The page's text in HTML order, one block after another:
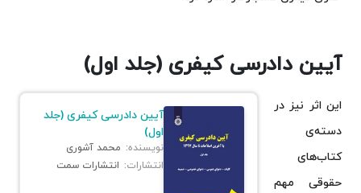
آیین دادرسی کیفری (جلد اول)
آیین دادرسی کیفری (جلد
اول)
نویسنده: محمد آشوری
انتشارات: انتشارات سمت
این اثر نیز در
دسته‌ی
کتاب‌های
حقوقی مهم